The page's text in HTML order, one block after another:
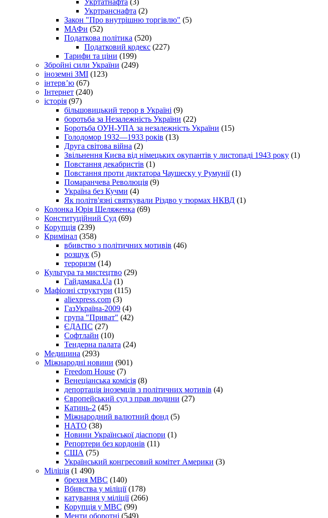
Укртранснафта (2)
Закон "Про внутрішню торгівлю" (5)
МАФи (52)
Податкова політика (520)
Податковий кодекс (227)
Тарифи та ціни (199)
Збройні сили України (249)
іноземні ЗМІ (123)
інтерв’ю (67)
Інтернет (240)
історія (97)
більшовицький терор в Україні (9)
боротьба за Незалежність України (22)
Боротьба ОУН-УПА за незалежність України (15)
Голодомор 1932—1933 років (13)
Друга світова війна (2)
Звільнення Києва від німецьких окупантів у листопаді 1943 року (1)
Повстання декабристів (1)
Повстання проти диктатора Чаушеску у Румунії(1)
Помаранчева Революція (9)
Україна без Кучми (4)
Як політв'язні святкували Різдво у тюрмах НКВД (1)
Колонка Юрія Шеляженка (69)
Конституційний Суд (69)
Корупція (239)
Кримінал (358)
вбивство з політичних мотивів (46)
розшук (5)
тероризм (14)
Культура та мистецтво (29)
Гайдамака.Ua (1)
Мафіозні структури (115)
aliexpress.com (3)
ГазУкраїна-2009 (4)
група "Приват" (42)
ЄДАПС (27)
Софтлайн (10)
Тендерна палата (24)
Медицина (293)
Міжнародні новини (901)
Freedom House (7)
Венеціанська комісія (8)
депортація іноземців з політичних мотивів (4)
Європейський суд з прав людини (27)
Катинь-2 (45)
Міжнародний валютний фонд (5)
НАТО (38)
Новини Української діаспори (1)
Репортери без кордонів (11)
США (75)
Український конгресовий комітет Америки (3)
Міліція (1 490)
брехня МВС (140)
Вбивства у міліції(178)
катування у міліції(266)
Корупція у МВС (99)
Менти оборотні (549)